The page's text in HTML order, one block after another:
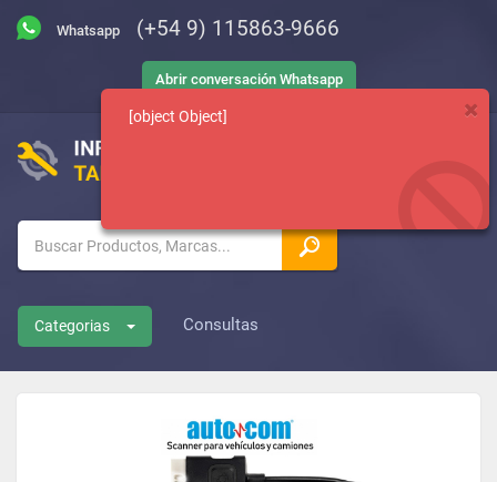
(+54 9) 115863-9666
Abrir conversación Whatsapp
Categorias Consultas
[object Object]